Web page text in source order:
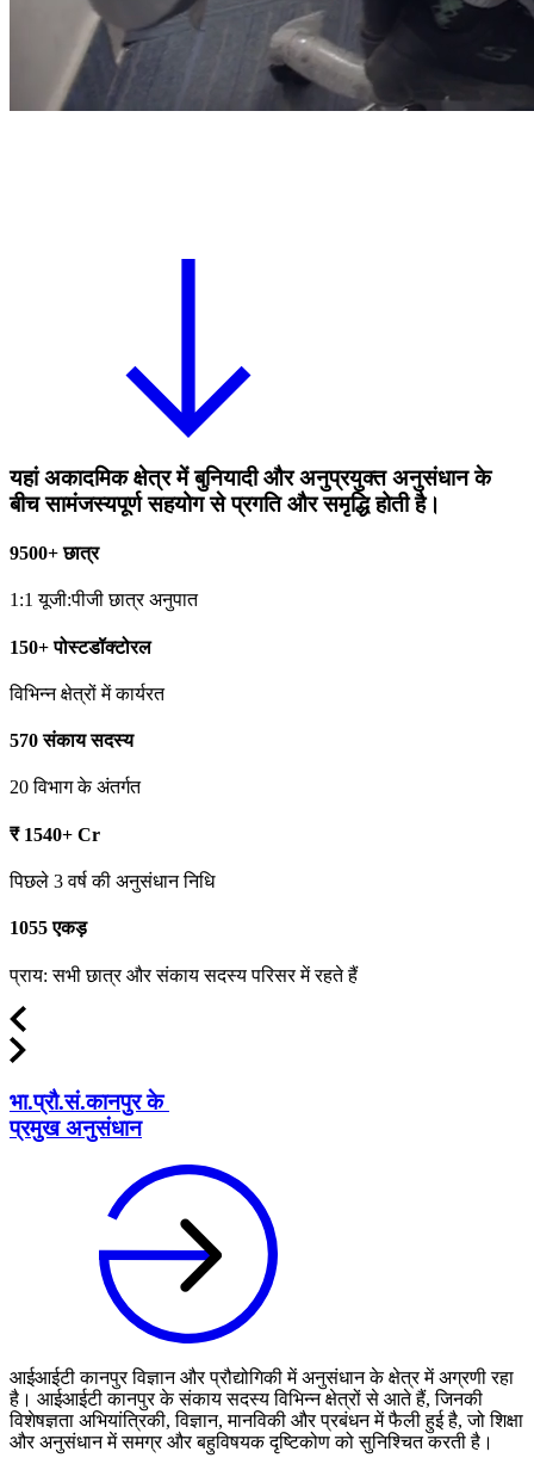
यहां अकादमिक क्षेत्र में बुनियादी और अनुप्रयुक्त अनुसंधान के
बीच सामंजस्यपूर्ण सहयोग से प्रगति और समृद्धि होती है।
9500+ छात्र
1:1 यूजी:पीजी छात्र अनुपात
150+ पोस्टडॉक्टोरल
विभिन्न क्षेत्रों में कार्यरत
570 संकाय सदस्य
20 विभाग के अंतर्गत
₹ 1540+ Cr
पिछले 3 वर्ष की अनुसंधान निधि
1055 एकड़
प्राय: सभी छात्र और संकाय सदस्य परिसर में रहते हैं
भा.प्रौ.सं.कानपुर के
प्रमुख अनुसंधान
आईआईटी कानपुर विज्ञान और प्रौद्योगिकी में अनुसंधान के क्षेत्र में अग्रणी रहा
है। आईआईटी कानपुर के संकाय सदस्य विभिन्न क्षेत्रों से आते हैं, जिनकी
विशेषज्ञता अभियांत्रिकी, विज्ञान, मानविकी और प्रबंधन में फैली हुई है, जो शिक्षा
और अनुसंधान में समग्र और बहुविषयक दृष्टिकोण को सुनिश्चित करती है।